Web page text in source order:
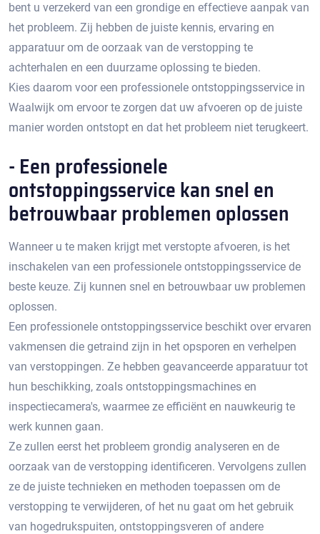
bent u verzekerd van een grondige en effectieve aanpak van
het probleem.​ Zij hebben de juiste kennis, ervaring en
apparatuur om de oorzaak van de verstopping te
achterhalen en een duurzame oplossing te bieden.
Kies daarom voor een professionele ontstoppingsservice in
Waalwijk om ervoor te zorgen dat uw afvoeren op de juiste
manier worden ontstopt en dat het probleem niet terugkeert.​
- Een professionele
ontstoppingsservice kan snel en
betrouwbaar problemen oplossen
Wanneer u te maken krijgt met verstopte afvoeren, is het
inschakelen van een professionele ontstoppingsservice de
beste keuze. Zij kunnen snel en betrouwbaar uw problemen
oplossen.​
Een professionele ontstoppingsservice beschikt over ervaren
vakmensen die getraind zijn in het opsporen en verhelpen
van verstoppingen.​ Ze hebben geavanceerde apparatuur tot
hun beschikking, zoals ontstoppingsmachines en
inspectiecamera's, waarmee ze efficiënt en nauwkeurig te
werk kunnen gaan.​
Ze zullen eerst het probleem grondig analyseren en de
oorzaak van de verstopping identificeren.​ Vervolgens zullen
ze de juiste technieken en methoden toepassen om de
verstopping te verwijderen, of het nu gaat om het gebruik
van hogedrukspuiten, ontstoppingsveren of andere